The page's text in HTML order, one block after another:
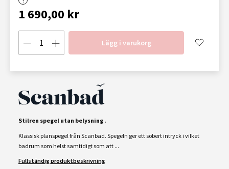
1 690,00 kr
Lägg i varukorg
Stilren spegel utan belysning .
Klassisk planspegel från Scanbad. Spegeln ger ett sobert intryck i vilket
badrum som helst samtidigt som att ...
Fullständig produktbeskrivning